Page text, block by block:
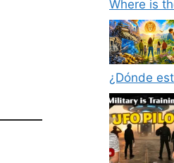
Where is
¿Dónde